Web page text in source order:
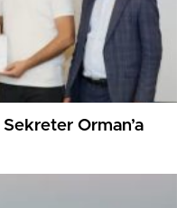
Sekreter Orman’a